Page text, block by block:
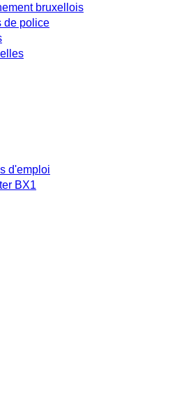
bruxellois
de police
d'emploi
BX1